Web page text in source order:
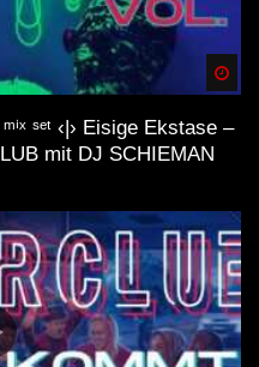
ˢᵉᵗ ‹|› Eisige Ekstase –
mit DJ SCHIEMAN